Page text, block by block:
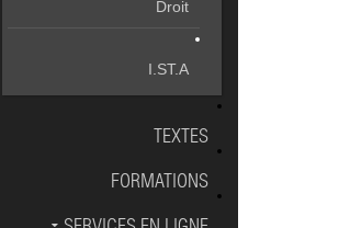
Droit
I.ST.A
TEXTES
FORMATIONS